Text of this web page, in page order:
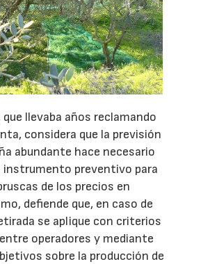
llevaba años reclamando
considera que la previsión
abundante hace necesario
instrumento preventivo para
de los precios en
defiende que, en caso de
se aplique con criterios
operadores y mediante
sobre la producción de